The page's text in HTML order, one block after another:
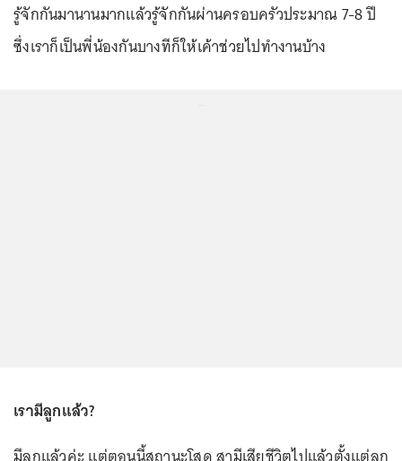
รู้จักกันมานานมากแล้วรู้จักกันผ่านครอบครัวประมาณ 7-8 ปี
ซึ่งเราก็เป็นพี่น้องกันบางทีก็ให้เค้าช่วยไปทำงานบ้าง
เรามีลูกแล้ว?